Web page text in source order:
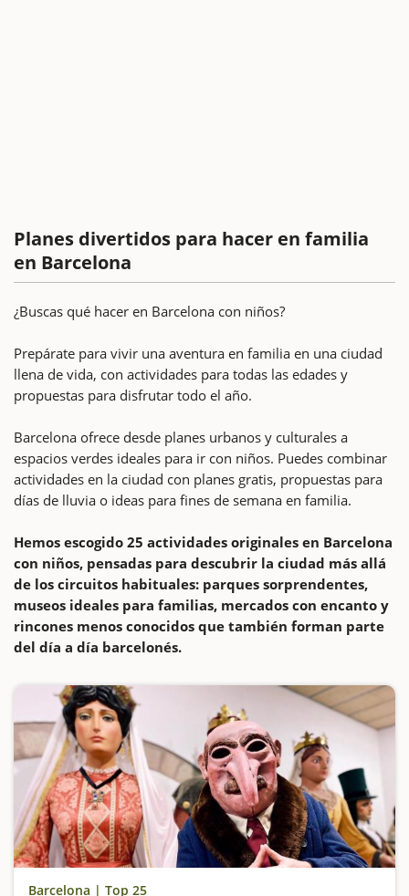
Planes divertidos para hacer en familia
en Barcelona
¿Buscas qué hacer en Barcelona con niños?
Prepárate para vivir una aventura en familia en una ciudad
llena de vida, con actividades para todas las edades y
propuestas para disfrutar todo el año.
Barcelona ofrece desde planes urbanos y culturales a
espacios verdes ideales para ir con niños. Puedes combinar
actividades en la ciudad con planes gratis, propuestas para
días de lluvia o ideas para fines de semana en familia.
Hemos escogido 25 actividades originales en Barcelona
con niños, pensadas para descubrir la ciudad más allá
de los circuitos habituales: parques sorprendentes,
museos ideales para familias, mercados con encanto y
rincones menos conocidos que también forman parte
del día a día barcelonés.
Barcelona | Top 25